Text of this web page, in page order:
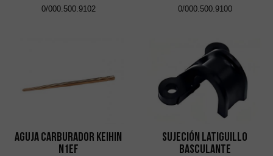
0/000.500.9102 0/000.500.9100
Aguja Carburador Keihin
N1EF
Sujeción Latiguillo
Basculante